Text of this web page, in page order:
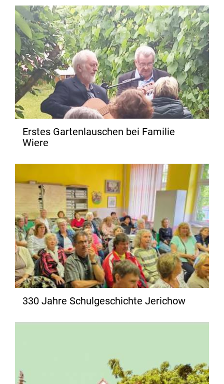
Erstes Gartenlauschen bei Familie
Wiere
330 Jahre Schulgeschichte Jerichow